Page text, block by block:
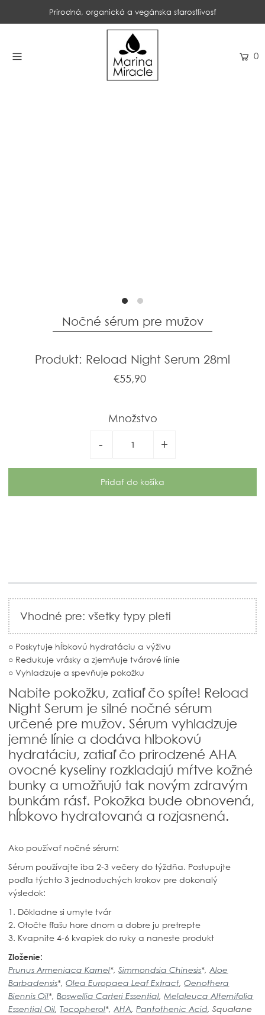
Prírodná, organická a vegánska starostlivosť
0
Nočné sérum pre mužov
Produkt: Reload Night Serum 28ml
€55,90
Množstvo
- +
Vhodné pre: všetky typy pleti
○ Poskytuje hĺbkovú hydratáciu a výživu
○ Redukuje vrásky a zjemňuje tvárové línie
○ Vyhladzuje a spevňuje pokožku
Nabite pokožku, zatiaľ čo spíte! Reload
Night Serum je silné nočné sérum
určené pre mužov. Sérum vyhladzuje
jemné línie a dodáva hlbokovú
hydratáciu, zatiaľ čo prirodzené AHA
ovocné kyseliny rozkladajú mŕtve kožné
bunky a umožňujú tak novým zdravým
bunkám rásť. Pokožka bude obnovená,
hĺbkovo hydratovaná a rozjasnená.
Ako používať nočné sérum:
Sérum používajte iba 2-3 večery do týždňa. Postupujte
podľa týchto 3 jednoduchých krokov pre dokonalý
výsledok:
1. Dôkladne si umyte tvár
2. Otočte fľašu hore dnom a dobre ju pretrepte
3. Kvapnite 4-6 kvapiek do ruky a naneste produkt
Zloženie:
Prunus Armeniaca Karnel*,Simmondsia Chinesis*,Aloe
Barbadensis*,Olea Europaea Leaf Extract,Oenothera
Biennis Oil*,Boswellia Carteri Essential,Melaleuca Alternifolia
Essential Oil,Tocopherol*,AHA,Pantothenic Acid, Squalane
DOMOV